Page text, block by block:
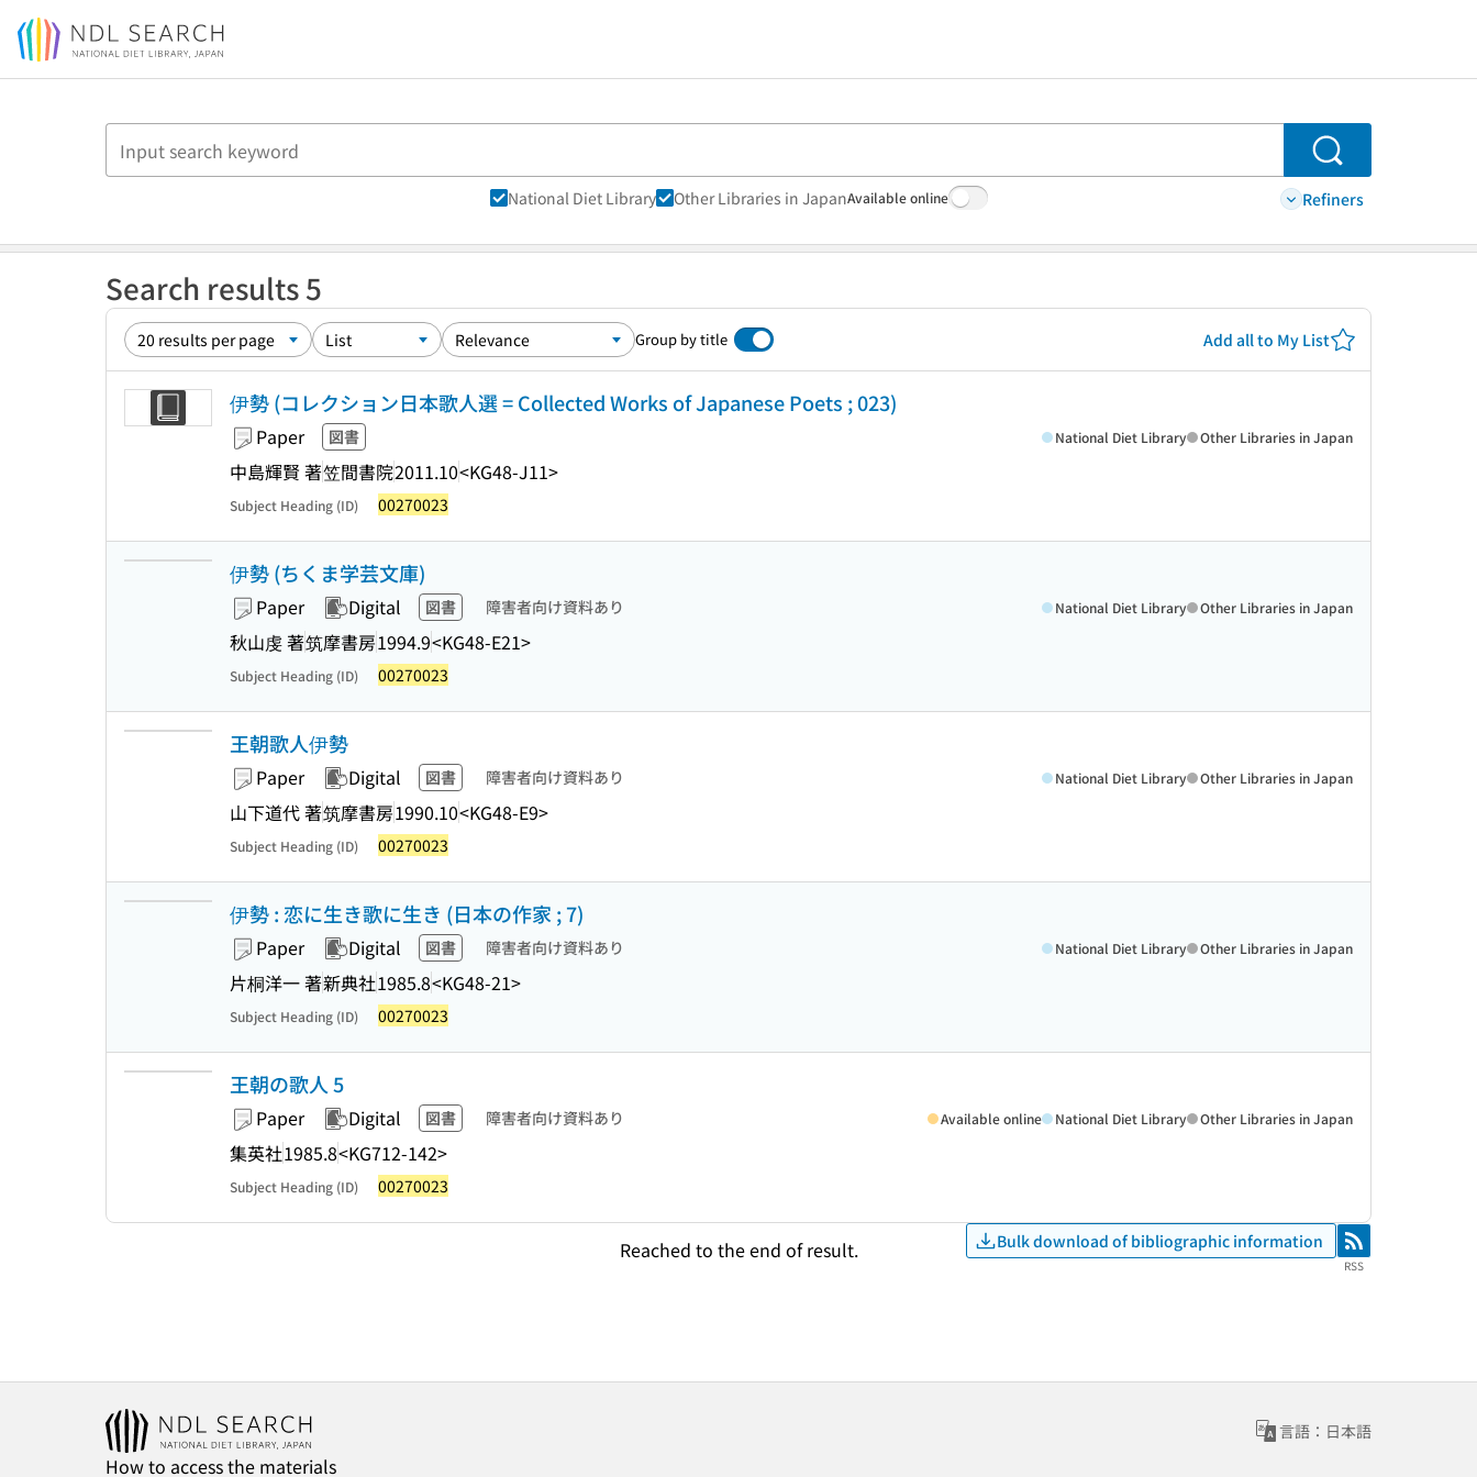
Jump to main content
Search
National Diet Library Other Libraries in JapanAvailable online Refiners
Search results 5
Group by title Add all to My List
伊勢 (コレクション日本歌人選 = Collected Works of Japanese Poets ; 023)
Paper 図書
中島輝賢 著笠間書院2011.10<KG48-J11>
National Diet Library Other Libraries in Japan
Subject Heading (ID) 00270023
伊勢 (ちくま学芸文庫)
Paper Digital 図書 障害者向け資料あり
秋山虔 著筑摩書房1994.9<KG48-E21>
National Diet Library Other Libraries in Japan
Subject Heading (ID) 00270023
王朝歌人伊勢
Paper Digital 図書 障害者向け資料あり
山下道代 著筑摩書房1990.10<KG48-E9>
National Diet Library Other Libraries in Japan
Subject Heading (ID) 00270023
伊勢 : 恋に生き歌に生き (日本の作家 ; 7)
Paper Digital 図書 障害者向け資料あり
片桐洋一 著新典社1985.8<KG48-21>
National Diet Library Other Libraries in Japan
Subject Heading (ID) 00270023
王朝の歌人 5
Paper Digital 図書 障害者向け資料あり
集英社1985.8<KG712-142>
Available online National Diet Library Other Libraries in Japan
Subject Heading (ID) 00270023
Reached to the end of result. Bulk download of bibliographic information RSS
RSS
言語：日本語
How to access the materials